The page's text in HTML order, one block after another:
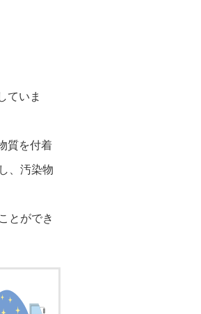
ていま
質を付着
、汚染物
とができ